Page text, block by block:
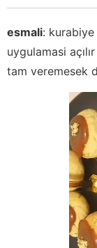
esmali: kurabiye
uygulamasi
tam veremesek